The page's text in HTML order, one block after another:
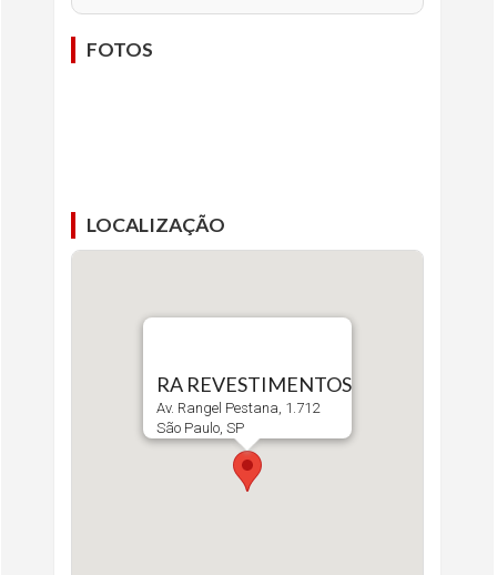
FOTOS
LOCALIZAÇÃO
RA REVESTIMENTOS
Av. Rangel Pestana, 1.712
São Paulo, SP